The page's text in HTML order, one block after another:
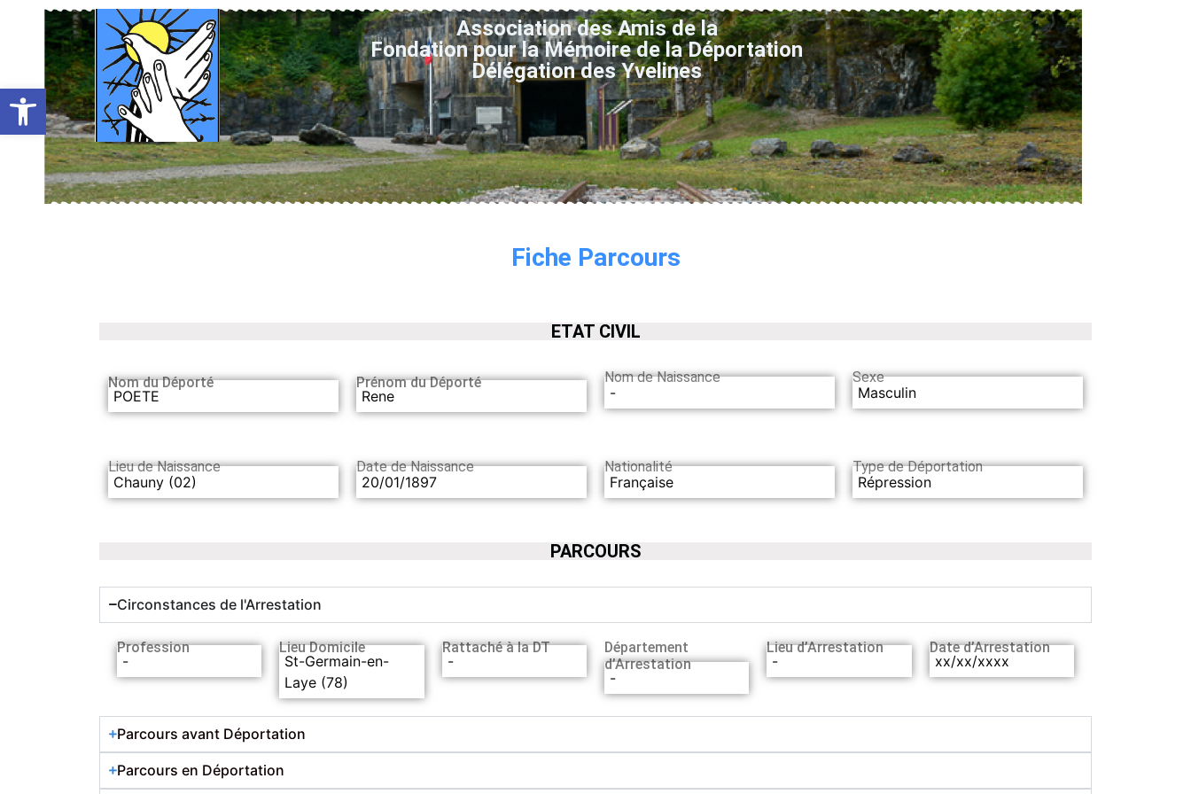
Ouvrir la barre d’outils
Association des Amis de la
Fondation pour la Mémoire de la Déportation
Délégation des Yvelines
Fiche Parcours
ETAT CIVIL
Nom du Déporté
POETE
Prénom du Déporté
Rene
Nom de Naissance
-
Sexe
Masculin
Lieu de Naissance
Chauny (02)
Date de Naissance
20/01/1897
Nationalité
Française
Type de Déportation
Répression
PARCOURS
Circonstances de l'Arrestation
Profession
-
Lieu Domicile
St-Germain-en-
Laye (78)
Rattaché à la DT
-
Département
d’Arrestation
-
Lieu d’Arrestation
-
Date d’Arrestation
xx/xx/xxxx
Parcours avant Déportation
Parcours en Déportation